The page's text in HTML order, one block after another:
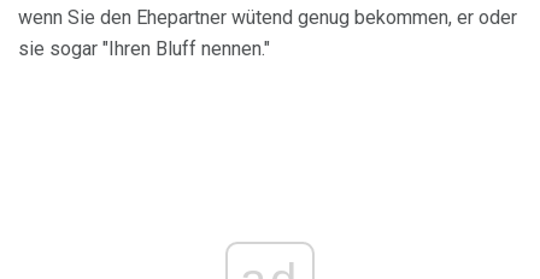
wenn Sie den Ehepartner wütend genug bekommen, er oder
sie sogar "Ihren Bluff nennen."